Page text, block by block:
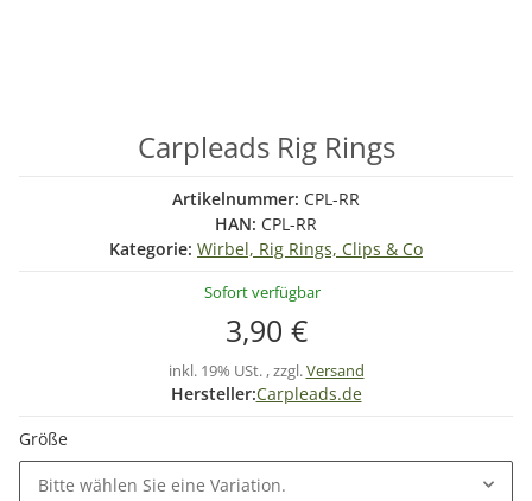
Carpleads Rig Rings
Artikelnummer: CPL-RR
HAN: CPL-RR
Kategorie: Wirbel, Rig Rings, Clips & Co
Sofort verfügbar
3,90 €
inkl. 19% USt. , zzgl.Versand
Hersteller:Carpleads.de
Größe
Bitte wählen Sie eine Variation.